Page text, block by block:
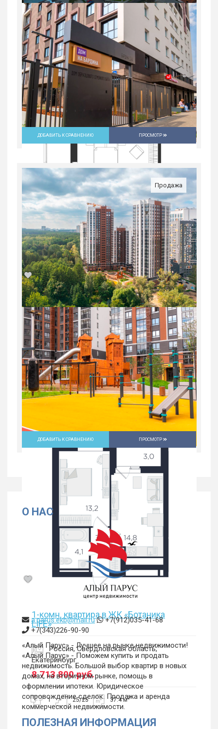
2-комн. квартира в Юго-Западном мкр
в ЖК...
Россия, Свердловская область,
Екатеринбург
9 648 900 руб.
2 59.1 м
2-комн. квартира в Юго-Западном мкр
в ЖК...
Россия, Свердловская область,
Екатеринбург
9 632 700 руб.
2 30/31 59.2 м2
ДОБАВИТЬ К СРАВНЕНИЮ ПРОСМОТР
Продажа
1-комн. квартира в ЖК «Ботаника
LIFE»
Россия, Свердловская область,
Екатеринбург
8 713 800 руб.
1 25/25 37.4 м2
ДОБАВИТЬ К СРАВНЕНИЮ ПРОСМОТР
О НАС
a.parus.ekb@mail.ru
+7(912)035-41-68
+7(343)226-90-90
«Алый Парус» - Лучшее на рынке недвижимости!
«Алый Парус» - Поможем купить и продать
недвижимость. Большой выбор квартир в новых
домах, на вторичном рынке, помощь в
оформлении ипотеки. Юридическое
сопровождение сделок. Продажа и аренда
коммерческой недвижимости.
ПОЛЕЗНАЯ ИНФОРМАЦИЯ